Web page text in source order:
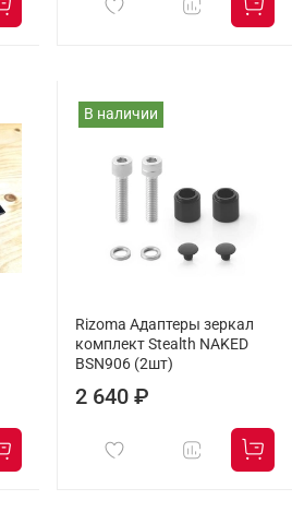
В наличии
Rizoma Адаптеры зеркал
комплект Stealth NAKED
BSN906 (2шт)
2 640 ₽